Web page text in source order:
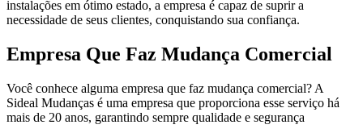
instalações em ótimo estado, a empresa é capaz de suprir a
necessidade de seus clientes, conquistando sua confiança.
Empresa Que Faz Mudança Comercial
Você conhece alguma empresa que faz mudança comercial? A
Sideal Mudanças é uma empresa que proporciona esse serviço há
mais de 20 anos, garantindo sempre qualidade e segurança